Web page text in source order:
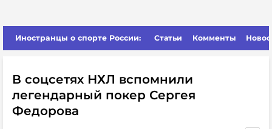
Иностранцы о спорте России: Статьи Комменты
В соцсетях НХЛ вспомнили
легендарный покер Сергея
Федорова